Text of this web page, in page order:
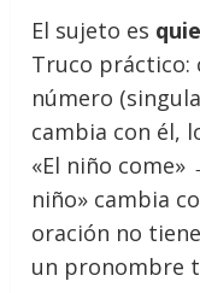
El sujeto es
Truco práctico:
número
cambia con él,
«El niño come»
niño» cambia
oración no
un pronombre